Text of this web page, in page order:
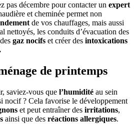
pas décembre pour contacter un expert
et cheminée permet non
de vos chauffages, mais aussi
nettoyés, les conduits d’évacuation des
gaz nocifs et créer des intoxications
de printemps
saviez-vous que l’humidité au sein
nocif ? Cela favorise le développement
et peut entraîner des irritations,
ainsi que des réactions allergiques.